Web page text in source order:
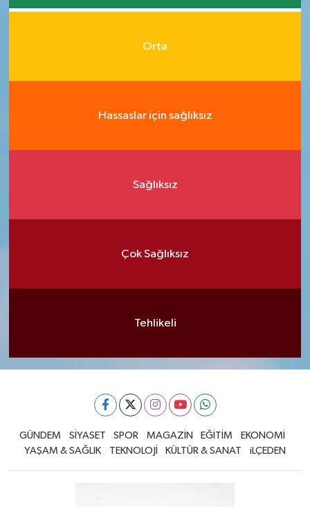
Orta
Hassaslar için sağlıksız
Sağlıksız
Çok Sağlıksız
Tehlikeli
GÜNDEM SİYASET SPOR MAGAZİN EĞİTİM
EKONOMİ
YAŞAM & SAĞLIK
TEKNOLOJİ KÜLTÜR & SANAT iLÇEDEN